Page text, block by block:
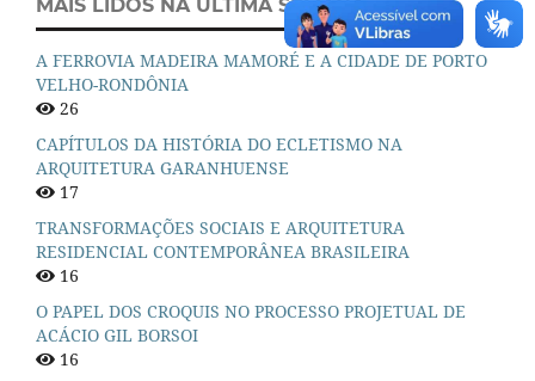
MAIS LIDOS NA ÚLTIMA SEMANA
A FERROVIA MADEIRA MAMORÉ E A CIDADE DE PORTO
VELHO-RONDÔNIA
26
CAPÍTULOS DA HISTÓRIA DO ECLETISMO NA
ARQUITETURA GARANHUENSE
17
TRANSFORMAÇÕES SOCIAIS E ARQUITETURA
RESIDENCIAL CONTEMPORÂNEA BRASILEIRA
16
O PAPEL DOS CROQUIS NO PROCESSO PROJETUAL DE
ACÁCIO GIL BORSOI
16